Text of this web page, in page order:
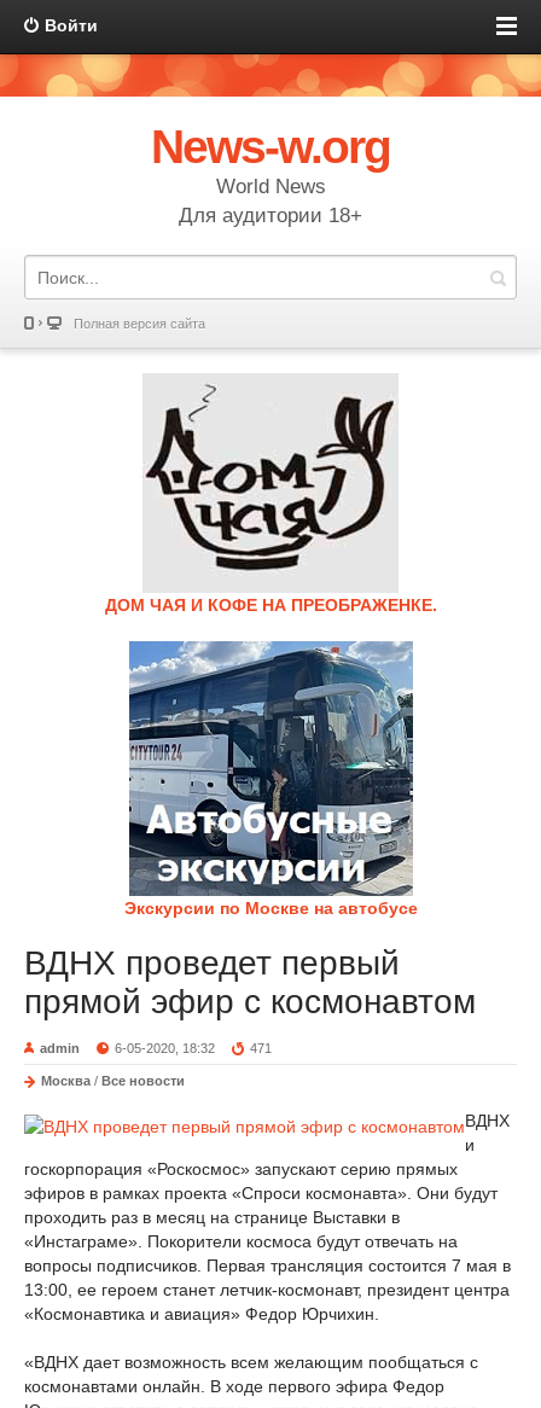
Войти
News-w.org
World News
Для аудитории 18+
Полная версия сайта
ДОМ ЧАЯ И КОФЕ НА ПРЕОБРАЖЕНКЕ.
Экскурсии по Москве на автобусе
ВДНХ проведет первый
прямой эфир с космонавтом
admin 6-05-2020, 18:32 471
Москва / Все новости
ВДНХ
и
госкорпорация «Роскосмос» запускают серию прямых
эфиров в рамках проекта «Спроси космонавта». Они будут
проходить раз в месяц на странице Выставки в
«Инстаграме». Покорители космоса будут отвечать на
вопросы подписчиков. Первая трансляция состоится 7 мая в
13:00, ее героем станет летчик-космонавт, президент центра
«Космонавтика и авиация» Федор Юрчихин.
«ВДНХ дает возможность всем желающим пообщаться с
космонавтами онлайн. В ходе первого эфира Федор